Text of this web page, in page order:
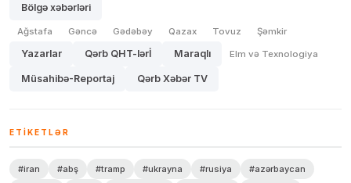
Bölgə xəbərləri
Ağstafa Gəncə Gədəbəy Qazax Tovuz Şəmkir
Yazarlar Qərb QHT-lərİ Maraqlı Elm və Texnologiya
Müsahibə-Reportaj Qərb Xəbər TV
ETIKETLƏR
#iran #abş #tramp #ukrayna #rusiya
#azərbaycan